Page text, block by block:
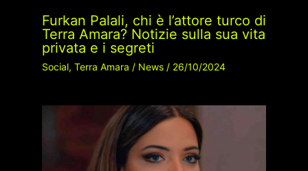
Furkan Palali, chi è l’attore turco di
Terra Amara? Notizie sulla sua vita
privata e i segreti
Social, Terra Amara / News/ 26/10/2024